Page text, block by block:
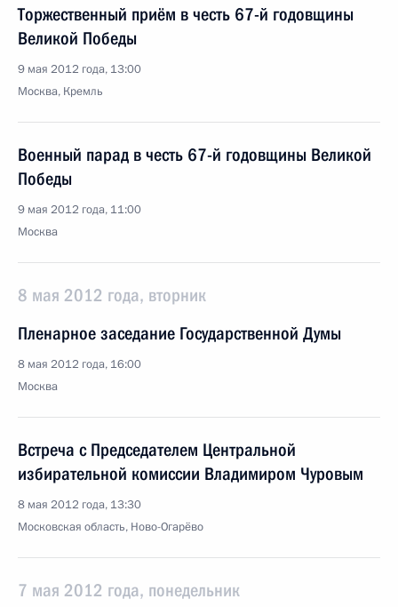
Торжественный приём в честь 67-й годовщины
Великой Победы
9 мая 2012 года, 13:00
Москва, Кремль
Военный парад в честь 67-й годовщины Великой
Победы
9 мая 2012 года, 11:00
Москва
8 мая 2012 года, вторник
Пленарное заседание Государственной Думы
8 мая 2012 года, 16:00
Москва
Встреча с Председателем Центральной
избирательной комиссии Владимиром Чуровым
8 мая 2012 года, 13:30
Московская область, Ново-Огарёво
7 мая 2012 года, понедельник